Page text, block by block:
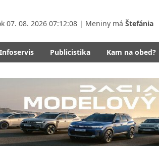
07. 08. 2026 07:12:09 | Meniny má Štefánia
Infoservis Publicistika Kam na obed?